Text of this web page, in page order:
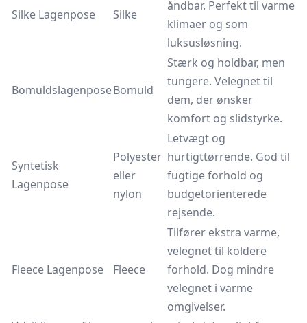
Silke Lagenpose Silke
åndbar. Perfekt til varme
klimaer og som
luksusløsning.
BomuldslagenposeBomuld
Stærk og holdbar, men
tungere. Velegnet til
dem, der ønsker
komfort og slidstyrke.
Syntetisk
Lagenpose
Polyester
eller
nylon
Letvægt og
hurtigttørrende. God til
fugtige forhold og
budgetorienterede
rejsende.
Fleece Lagenpose Fleece
Tilfører ekstra varme,
velegnet til koldere
forhold. Dog mindre
velegnet i varme
omgivelser.